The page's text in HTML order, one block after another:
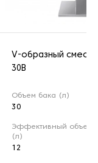
V-образный
30B
Объем бака (л)
30
Эффективный объем
(л)
12